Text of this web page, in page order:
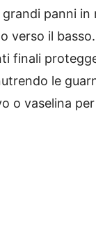
panni in
verso il
finali
le
o vaselina